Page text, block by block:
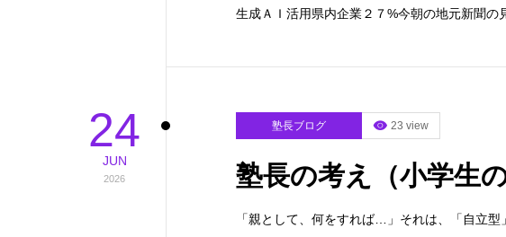
生成ＡＩ活用県内企業２７%今朝の地元新聞の
24
JUN
2026
塾長ブログ 23 view
塾長の考え（小学生
「親として、何をすれば…」それは、「自立